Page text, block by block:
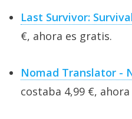
Last Survivor:
€, ahora es gratis.
Nomad Translator -
costaba 4,99 €,